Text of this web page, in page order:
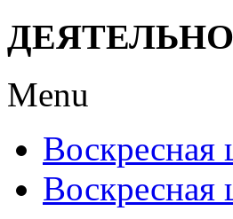
Menu
Воскресная
Воскресная